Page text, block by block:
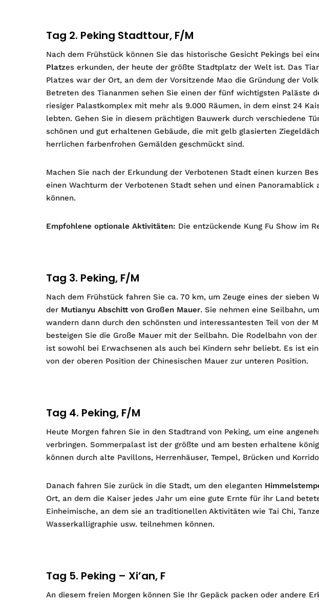
Tag 2. Peking Stadttour, F/M
Nach dem Frühstück können Sie das historische Gesicht Pekings bei
Platzes erkunden, der heute der größte Stadtplatz der Welt ist. Das
Platzes war der Ort, an dem der Vorsitzende Mao die Gründung der
Betreten des Tiananmen sehen Sie einen der fünf wichtigsten Paläste
riesiger Palastkomplex mit mehr als 9.000 Räumen, in dem einst 24
lebten. Gehen Sie in diesem prächtigen Bauwerk durch verschiedene
schönen und gut erhaltenen Gebäude, die mit gelb glasierten
herrlichen farbenfrohen Gemälden geschmückt sind.
Machen Sie nach der Erkundung der Verbotenen Stadt einen kurzen
einen Wachturm der Verbotenen Stadt sehen und einen Panoramablick
können.
Empfohlene optionale Aktivitäten: Die entzückende Kung Fu Show im
Tag 3. Peking, F/M
Nach dem Frühstück fahren Sie ca. 70 km, um Zeuge eines der sieben
der Mutianyu Abschitt von Großen Mauer. Sie nehmen eine Seilbahn,
wandern dann durch den schönsten und interessantesten Teil von der
besteigen Sie die Große Mauer mit der Seilbahn. Die Rodelbahn von
ist sowohl bei Erwachsenen als auch bei Kindern sehr beliebt. Es ist
von der oberen Position der Chinesischen Mauer zur unteren Position.
Tag 4. Peking, F/M
Heute Morgen fahren Sie in den Stadtrand von Peking, um eine
verbringen. Sommerpalast ist der größte und am besten erhaltene
können durch alte Pavillons, Herrenhäuser, Tempel, Brücken und
Danach fahren Sie zurück in die Stadt, um den eleganten
Ort, an dem die Kaiser jedes Jahr um eine gute Ernte für ihr Land
Einheimische, an dem sie an traditionellen Aktivitäten wie Tai Chi,
Wasserkalligraphie usw. teilnehmen können.
Tag 5. Peking – Xi’an, F
An diesem freien Morgen können Sie Ihr Gepäck packen oder andere